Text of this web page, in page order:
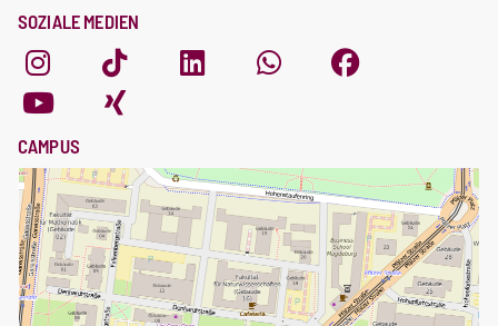
SOZIALE MEDIEN
CAMPUS